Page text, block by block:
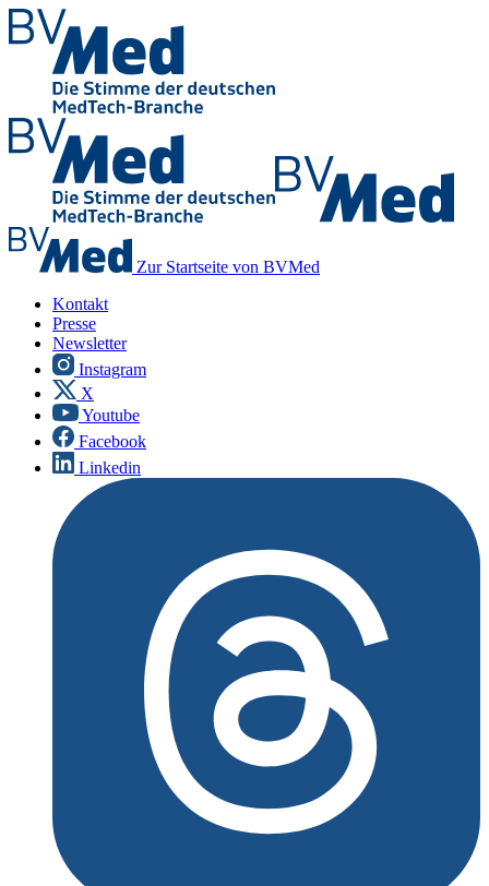
Zur Startseite von BVMed
Kontakt
Presse
Newsletter
Instagram
X
Youtube
Facebook
Linkedin